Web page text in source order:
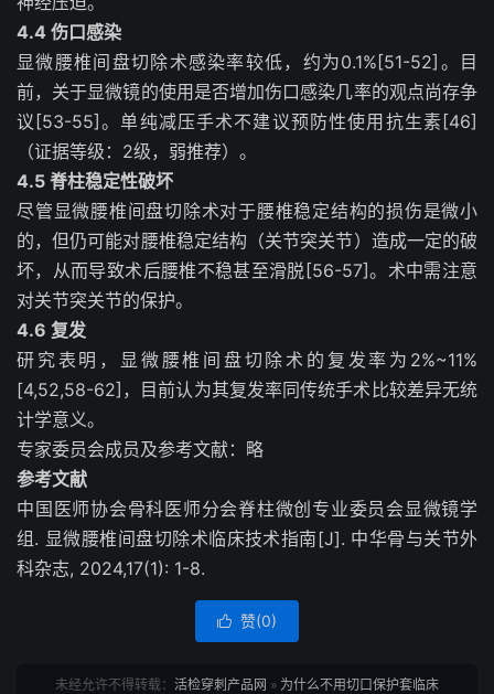
4.4 伤口感染
显微腰椎间盘切除术感染率较低，约为0.1%[51-52]。目
前，关于显微镜的使用是否增加伤口感染几率的观点尚存争
议[53-55]。单纯减压手术不建议预防性使用抗生素[46]
（证据等级：2级，弱推荐）。
4.5 脊柱稳定性破坏
尽管显微腰椎间盘切除术对于腰椎稳定结构的损伤是微小
的，但仍可能对腰椎稳定结构（关节突关节）造成一定的破
坏，从而导致术后腰椎不稳甚至滑脱[56-57]。术中需注意
对关节突关节的保护。
4.6 复发
研究表明，显微腰椎间盘切除术的复发率为2%~11%
[4,52,58-62]，目前认为其复发率同传统手术比较差异无统
计学意义。
专家委员会成员及参考文献：略
参考文献
中国医师协会骨科医师分会脊柱微创专业委员会显微镜学
组 . 显微腰椎间盘切除术临床技术指南 [J]. 中华骨与关节外
科杂志, 2024,17(1): 1-8.
 赞(0)
未经允许不得转载： 活检穿刺产品网 » 为什么不用切口保护套临床